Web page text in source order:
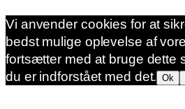
Vi anvender cookies for at
bedst mulige oplevelse af
fortsætter med at bruge dette
du er indforstået med det. Ok